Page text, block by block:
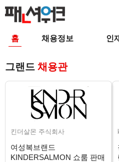
홈 채용정보 인
그랜드 채용관
킨더살몬 주식회사
여성복브랜드
KINDERSALMON 쇼룸 판매